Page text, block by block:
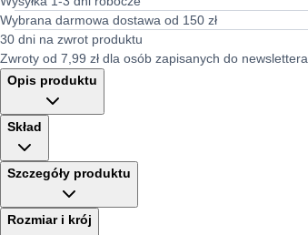
Wybrana darmowa dostawa od 150 zł
30 dni na zwrot produktu
Zwroty od 7,99 zł dla osób zapisanych do newslettera
Opis produktu
Skład
Szczegóły produktu
Rozmiar i krój